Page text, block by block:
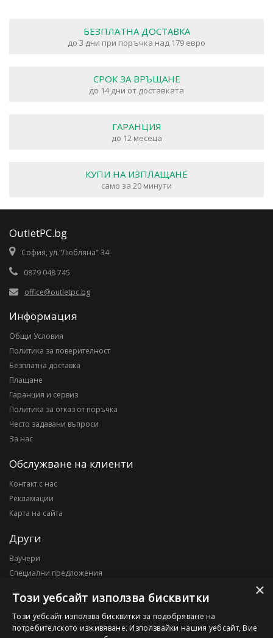
БЕЗПЛАТНА ДОСТАВКА
до 3 дни при поръчка над 179 евро
СРОК ЗА ВРЪЩАНЕ
до 14 дни от доставката
ГАРАНЦИЯ
до 12 месеца
КУПИ НА ИЗПЛАЩАНЕ
само за 20 минути
OutletPC.bg
София, ул."Любляна" 34
0879 048 745
office@outletpc.bg
Информация
Общи Условия
Политика за поверителност
Безплатна доставка
Плащане
Гаранция и сервиз
Политика за отказ от поръчка
Често задавани въпроси
За нас
Обслужване на клиенти
Контакт с нас
Рекламации
Карта на сайта
Други
Ваучери
Специални предложения
Моят профил
Моят профил
×
Този уебсайт използва бисквитки
Този уебсайт използва бисквитки за подобряване на
потребителското изживяване. Използвайки нашия уебсайт, Вие